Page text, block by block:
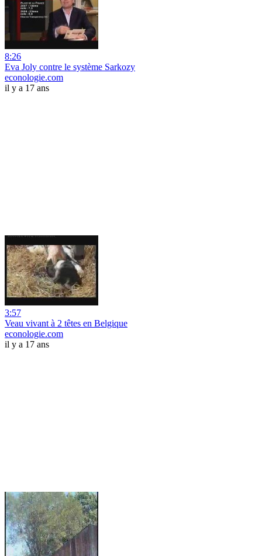
8:26
Eva Joly contre le système Sarkozy
econologie.com
il y a 17 ans
3:57
Veau vivant à 2 têtes en Belgique
econologie.com
il y a 17 ans